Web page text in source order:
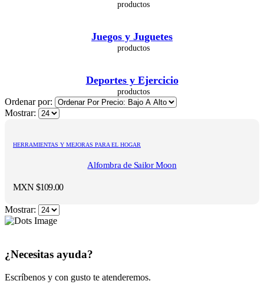
Juegos y Juguetes
Deportes y Ejercicio
Ordenar por:
Mostrar:
HERRAMIENTAS Y MEJORAS PARA EL HOGAR
Alfombra de Sailor Moon
MXN $109.00
Mostrar:
¿Necesitas ayuda?
Escríbenos y con gusto te atenderemos.